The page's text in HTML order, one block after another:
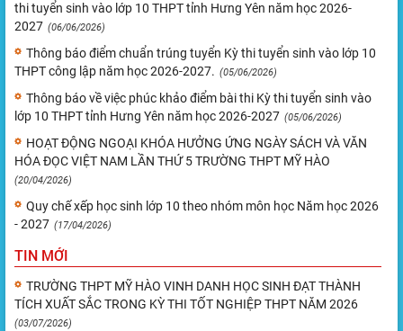
thi tuyển sinh vào lớp 10 THPT tỉnh Hưng Yên năm học 2026-
2027 (06/06/2026)
Thông báo điểm chuẩn trúng tuyển Kỳ thi tuyển sinh vào lớp 10
THPT công lập năm học 2026-2027. (05/06/2026)
Thông báo về việc phúc khảo điểm bài thi Kỳ thi tuyển sinh vào
lớp 10 THPT tỉnh Hưng Yên năm học 2026-2027 (05/06/2026)
HOẠT ĐỘNG NGOẠI KHÓA HƯỞNG ỨNG NGÀY SÁCH VÀ VĂN
HÓA ĐỌC VIỆT NAM LẦN THỨ 5 TRƯỜNG THPT MỸ HÀO
(20/04/2026)
Quy chế xếp học sinh lớp 10 theo nhóm môn học Năm học 2026
- 2027 (17/04/2026)
TIN MỚI
TRƯỜNG THPT MỸ HÀO VINH DANH HỌC SINH ĐẠT THÀNH
TÍCH XUẤT SẮC TRONG KỲ THI TỐT NGHIỆP THPT NĂM 2026
(03/07/2026)